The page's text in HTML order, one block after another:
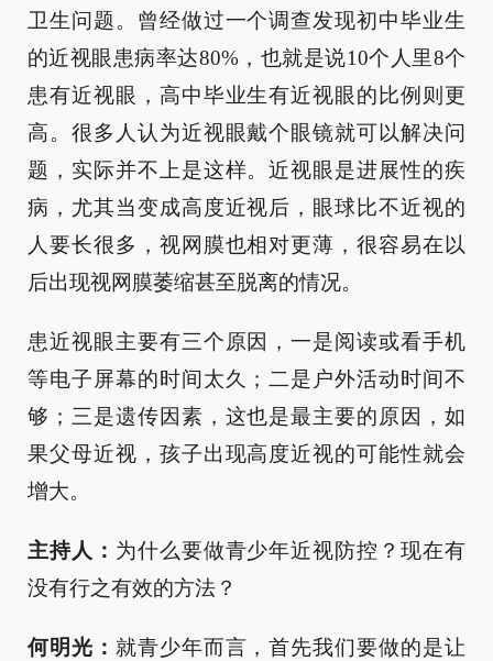
卫生问题。曾经做过一个调查发现初中毕业生
的近视眼患病率达80%，也就是说10个人里8个
患有近视眼，高中毕业生有近视眼的比例则更
高。很多人认为近视眼戴个眼镜就可以解决问
题，实际并不上是这样。近视眼是进展性的疾
病，尤其当变成高度近视后，眼球比不近视的
人要长很多，视网膜也相对更薄，很容易在以
后出现视网膜萎缩甚至脱离的情况。
患近视眼主要有三个原因，一是阅读或看手机
等电子屏幕的时间太久；二是户外活动时间不
够；三是遗传因素，这也是最主要的原因，如
果父母近视，孩子出现高度近视的可能性就会
增大。
主持人： 为什么要做青少年近视防控？现在有
没有行之有效的方法？
何明光： 就青少年而言，首先我们要做的是让